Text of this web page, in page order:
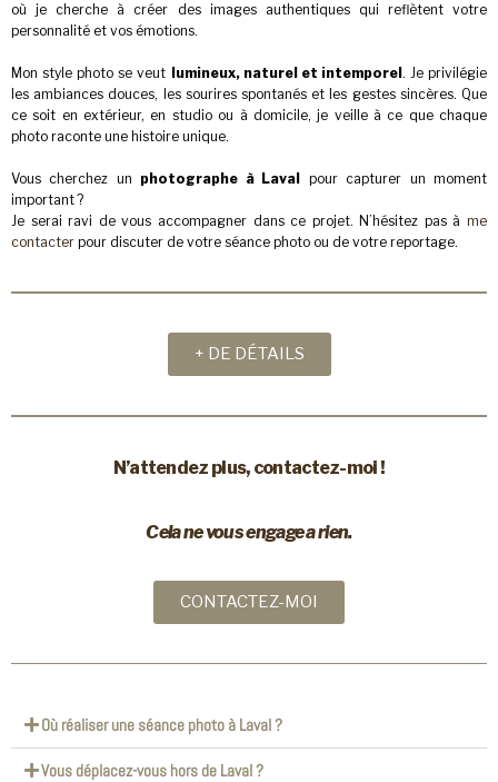
où je cherche à créer des images authentiques qui reflètent votre
personnalité et vos émotions.
Mon style photo se veut lumineux, naturel et intemporel . Je privilégie
les ambiances douces, les sourires spontanés et les gestes sincères. Que
ce soit en extérieur, en studio ou à domicile, je veille à ce que chaque
photo raconte une histoire unique.
Vous cherchez un photographe à Laval
pour capturer un moment
important ?
Je serai ravi de vous accompagner dans ce projet. N’hésitez pas à me
contacter pour discuter de votre séance photo ou de votre reportage.
+ DE DÉTAILS
N’attendez plus, contactez-moi !
Cela ne vous engage a rien.
CONTACTEZ-MOI
Où réaliser une séance photo à Laval ?
Vous déplacez-vous hors de Laval ?